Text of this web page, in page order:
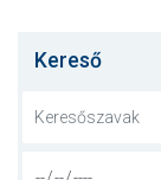
Kereső